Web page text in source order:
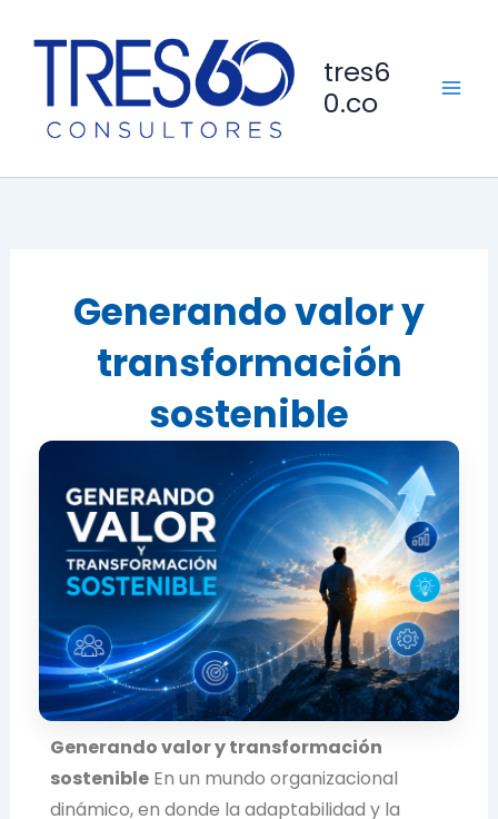
contenido
tres6
0.co
Generando valor y
transformación
sostenible
Generando valor y transformación
sostenibleEn un mundo organizacional
dinámico, en donde la adaptabilidad y la